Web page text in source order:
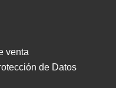
venta
de Datos